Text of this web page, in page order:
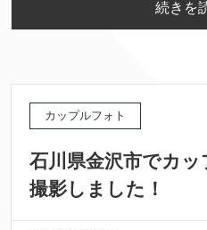
続きを
カップルフォト
石川県金沢市でカ
撮影しました！